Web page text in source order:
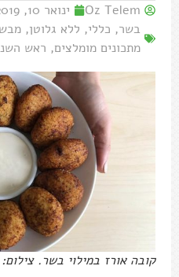
Oz Telem ינואר 10, 2019
בשר, כללי, ללא גלוטן,
מתכונים מומלצים, ראש
קובה אורז במילוי בשר.